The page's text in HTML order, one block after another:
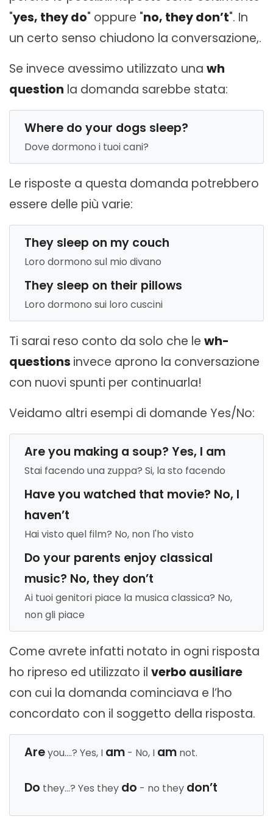
"yes, they do" oppure "no, they don’t". In
un certo senso chiudono la conversazione,.
Se invece avessimo utilizzato una wh
question la domanda sarebbe stata:
Where do your dogs sleep?
Dove dormono i tuoi cani?
Le risposte a questa domanda potrebbero
essere delle più varie:
They sleep on my couch
Loro dormono sul mio divano
They sleep on their pillows
Loro dormono sui loro cuscini
Ti sarai reso conto da solo che le wh-
questions invece aprono la conversazione
con nuovi spunti per continuarla!
Veidamo altri esempi di domande Yes/No:
Are you making a soup? Yes, I am
Stai facendo una zuppa? Si, la sto facendo ​​​
Have you watched that movie? No, I
haven’t
Hai visto quel film? No, non l'ho visto
Do your parents enjoy classical
music? No, they don’t
Ai tuoi genitori piace la musica classica? No,
non gli piace
Come avrete infatti notato in ogni risposta
ho ripreso ed utilizzato il verbo ausiliare
con cui la domanda cominciava e l’ho
concordato con il soggetto della risposta.
Areyou….? Yes, I am - No, I am not.
Do they…? Yes they do - no they don’t